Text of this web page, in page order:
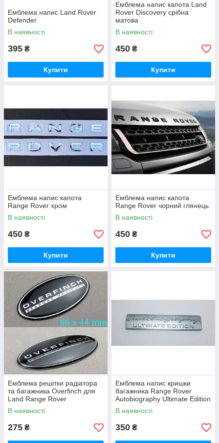
Емблема напис Land Rover
Defender
В наявності
395 ₴
Купити
Емблема напис капота Land
Rover Discovery срібна
матова
В наявності
450 ₴
Купити
Емблема напис капота
Range Rover хром
В наявності
450 ₴
Купити
Емблема напис капота
Range Rover чорний глянець
В наявності
450 ₴
Купити
Емблема решітки радіатора
та багажника Overfinch для
Land Range Rover
В наявності
275 ₴
Емблема напис кришки
багажника Range Rover
Autobiography Ultimate Edition
В наявності
350 ₴